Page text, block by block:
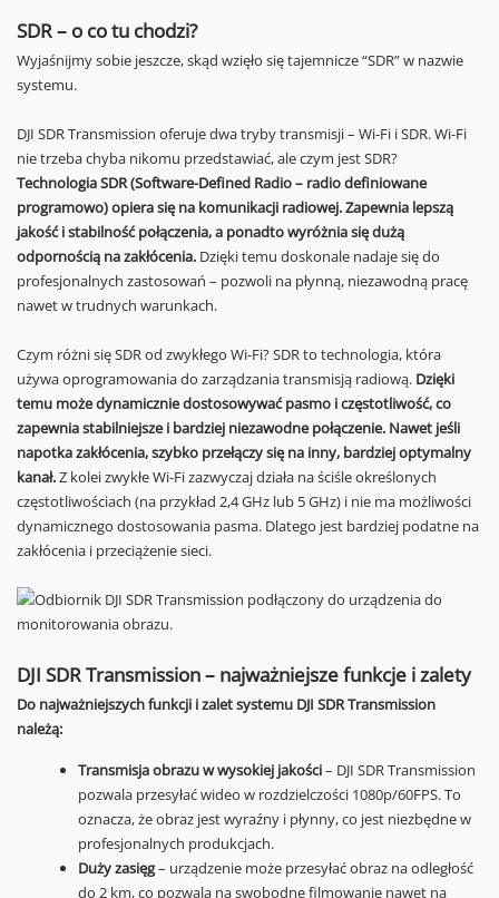
SDR – o co tu chodzi?
Wyjaśnijmy sobie jeszcze, skąd wzięło się tajemnicze “SDR” w nazwie
systemu.
DJI SDR Transmission oferuje dwa tryby transmisji – Wi-Fi i SDR. Wi-Fi
nie trzeba chyba nikomu przedstawiać, ale czym jest SDR?
Technologia SDR (Software-Defined Radio – radio definiowane
programowo) opiera się na komunikacji radiowej. Zapewnia lepszą
jakość i stabilność połączenia, a ponadto wyróżnia się dużą
odpornością na zakłócenia. Dzięki temu doskonale nadaje się do
profesjonalnych zastosowań – pozwoli na płynną, niezawodną pracę
nawet w trudnych warunkach.
Czym różni się SDR od zwykłego Wi-Fi? SDR to technologia, która
używa oprogramowania do zarządzania transmisją radiową. Dzięki
temu może dynamicznie dostosowywać pasmo i częstotliwość, co
zapewnia stabilniejsze i bardziej niezawodne połączenie. Nawet jeśli
napotka zakłócenia, szybko przełączy się na inny, bardziej optymalny
kanał.Z kolei zwykłe Wi-Fi zazwyczaj działa na ściśle określonych
częstotliwościach (na przykład 2,4 GHz lub 5 GHz) i nie ma możliwości
dynamicznego dostosowania pasma. Dlatego jest bardziej podatne na
zakłócenia i przeciążenie sieci.
DJI SDR Transmission – najważniejsze funkcje i zalety
Do najważniejszych funkcji i zalet systemu DJI SDR Transmission
należą:
Transmisja obrazu w wysokiej jakości– DJI SDR Transmission
pozwala przesyłać wideo w rozdzielczości 1080p/60FPS. To
oznacza, że obraz jest wyraźny i płynny, co jest niezbędne w
profesjonalnych produkcjach.
Duży zasięg– urządzenie może przesyłać obraz na odległość
do 2 km, co pozwala na swobodne filmowanie nawet na